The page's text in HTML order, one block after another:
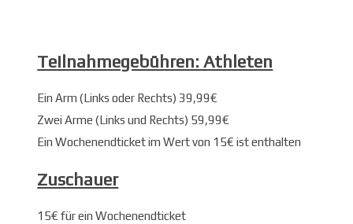
Teilnahmegebühren: Athleten
Ein Arm (Links oder Rechts) 39,99€
Zwei Arme (Links und Rechts) 59,99€
Ein Wochenendticket im Wert von 15€ ist enthalten
Zuschauer
15€ für ein Wochenendticket